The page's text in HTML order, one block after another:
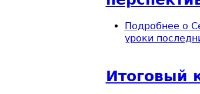
Подробнее о
уроки
Итоговый